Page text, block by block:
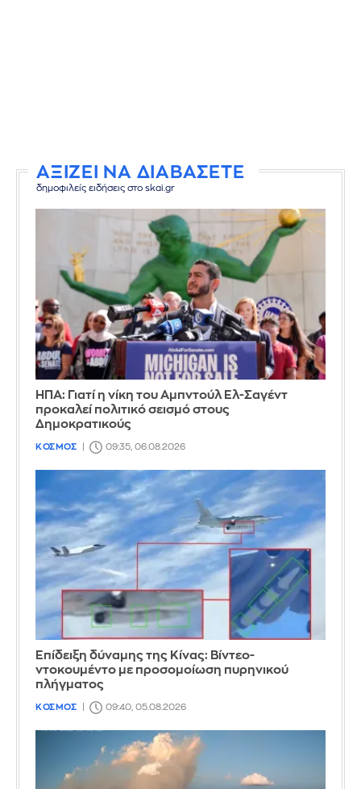
ΑΞΙΖΕΙ ΝΑ ΔΙΑΒΑΣΕΤΕ
δημοφιλείς ειδήσεις στο skai.gr
ΗΠΑ: Γιατί η νίκη του Αμπντούλ Ελ-Σαγέντ
προκαλεί πολιτικό σεισμό στους
Δημοκρατικούς
ΚΟΣΜΟΣ 09:35, 06.08.2026
Επίδειξη δύναμης της Κίνας: Βίντεο-
ντοκουμέντο με προσομοίωση πυρηνικού
πλήγματος
ΚΟΣΜΟΣ 09:40, 05.08.2026